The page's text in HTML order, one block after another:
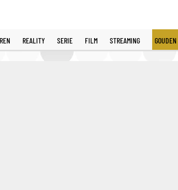
REALITY SERIE FILM STREAMING